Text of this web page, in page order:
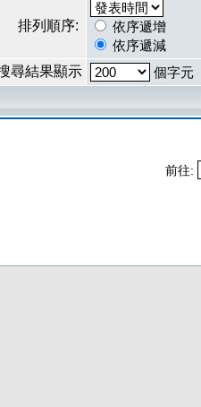
排列順序:
依序遞增
依序遞減
尋結果顯示 個字元
前往: